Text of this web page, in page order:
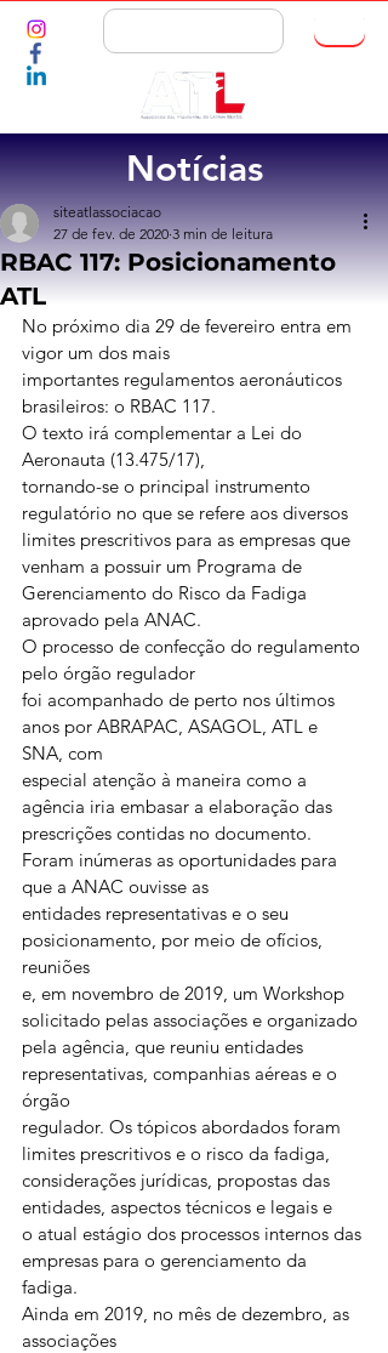
Notícias
RBAC 117: Posicionamento
ATL
siteatlassociacao
27 de fev. de 2020 3 min de leitura
No próximo dia 29 de fevereiro entra em
vigor um dos mais
importantes regulamentos aeronáuticos
brasileiros: o RBAC 117.
O texto irá complementar a Lei do
Aeronauta (13.475/17),
tornando-se o principal instrumento
regulatório no que se refere aos diversos
limites prescritivos para as empresas que
venham a possuir um Programa de
Gerenciamento do Risco da Fadiga
aprovado pela ANAC.
O processo de confecção do regulamento
pelo órgão regulador
foi acompanhado de perto nos últimos
anos por ABRAPAC, ASAGOL, ATL e
SNA, com
especial atenção à maneira como a
agência iria embasar a elaboração das
prescrições contidas no documento.
Foram inúmeras as oportunidades para
que a ANAC ouvisse as
entidades representativas e o seu
posicionamento, por meio de ofícios,
reuniões
e, em novembro de 2019, um Workshop
solicitado pelas associações e organizado
pela agência, que reuniu entidades
representativas, companhias aéreas e o
órgão
regulador. Os tópicos abordados foram
limites prescritivos e o risco da fadiga,
considerações jurídicas, propostas das
entidades, aspectos técnicos e legais e
o atual estágio dos processos internos das
empresas para o gerenciamento da
fadiga.
Ainda em 2019, no mês de dezembro, as
associações